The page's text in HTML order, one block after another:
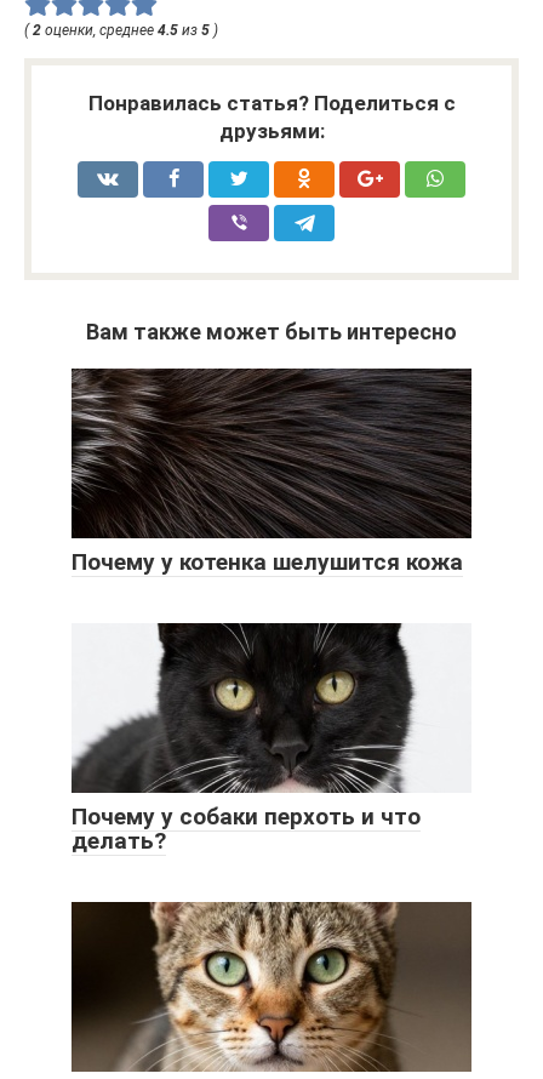
(2 оценки, среднее 4.5 из 5 )
Понравилась статья? Поделиться с
друзьями:
Вам также может быть интересно
Почему у котенка шелушится кожа
Почему у собаки перхоть и что
делать?